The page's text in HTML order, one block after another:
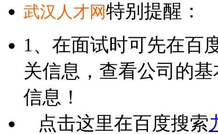
武汉人才网特别提醒：
1、在面试时可先在百
关信息，查看公司的
信息！
点击这里在百度搜索